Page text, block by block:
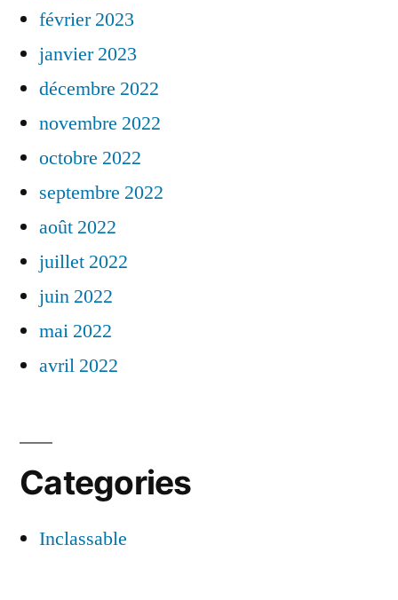
février 2023
janvier 2023
décembre 2022
novembre 2022
octobre 2022
septembre 2022
août 2022
juillet 2022
juin 2022
mai 2022
avril 2022
Categories
Inclassable